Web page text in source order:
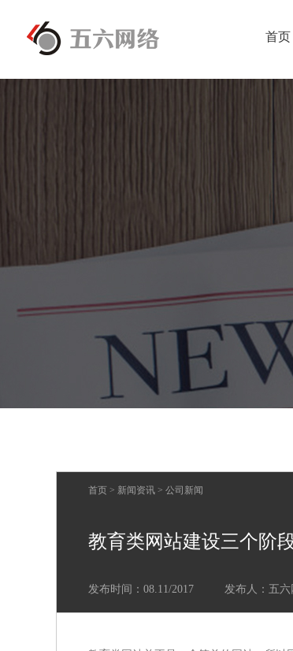
首页
首页 > 新闻资讯 > 公司新闻
教育类网站建设三个阶
发布时间：08.11/2017 发布人：五六